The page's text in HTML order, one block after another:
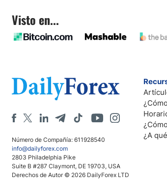
Visto en...
Número de Compañía: 611928540
info@dailyforex.com
2803 Philadelphia Pike
Suite B #287 Claymont, DE 19703, USA
Derechos de Autor © 2026 DailyForex LTD
¿A